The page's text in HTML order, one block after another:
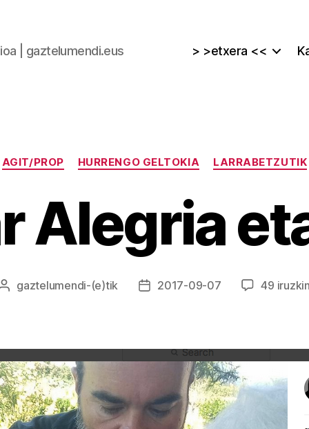
| gaztelumendi.eus > >etxera <<
Kategoriak
AGIT/PROP HURRENGO GELTOKIA LARRABETZUTIK
Alegria
Argitalpenaren
gaztelumendi-(e)tik
Argitalpenaren
2017-09-07 49 iruzkin